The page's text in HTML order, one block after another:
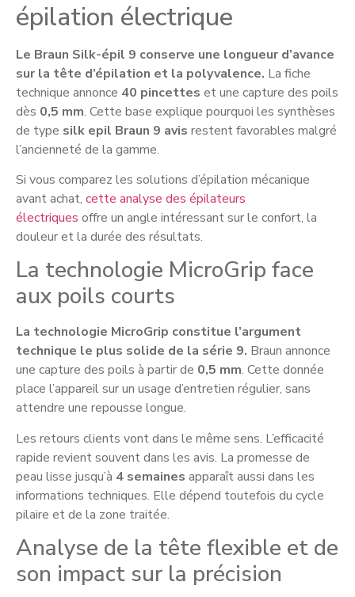
épilation électrique
Le Braun Silk-épil 9 conserve une longueur d’avance
sur la tête d’épilation et la polyvalence. La fiche
technique annonce 40 pincettes et une capture des poils
dès 0,5 mm. Cette base explique pourquoi les synthèses
de type silk epil Braun 9 avis restent favorables malgré
l’ancienneté de la gamme.
Si vous comparez les solutions d’épilation mécanique
avant achat, cette analyse des épilateurs
électriques offre un angle intéressant sur le confort, la
douleur et la durée des résultats.
La technologie MicroGrip face
aux poils courts
La technologie MicroGrip constitue l’argument
technique le plus solide de la série 9. Braun annonce
une capture des poils à partir de 0,5 mm. Cette donnée
place l’appareil sur un usage d’entretien régulier, sans
attendre une repousse longue.
Les retours clients vont dans le même sens. L’efficacité
rapide revient souvent dans les avis. La promesse de
peau lisse jusqu’à 4 semaines apparaît aussi dans les
informations techniques. Elle dépend toutefois du cycle
pilaire et de la zone traitée.
Analyse de la tête flexible et de
son impact sur la précision